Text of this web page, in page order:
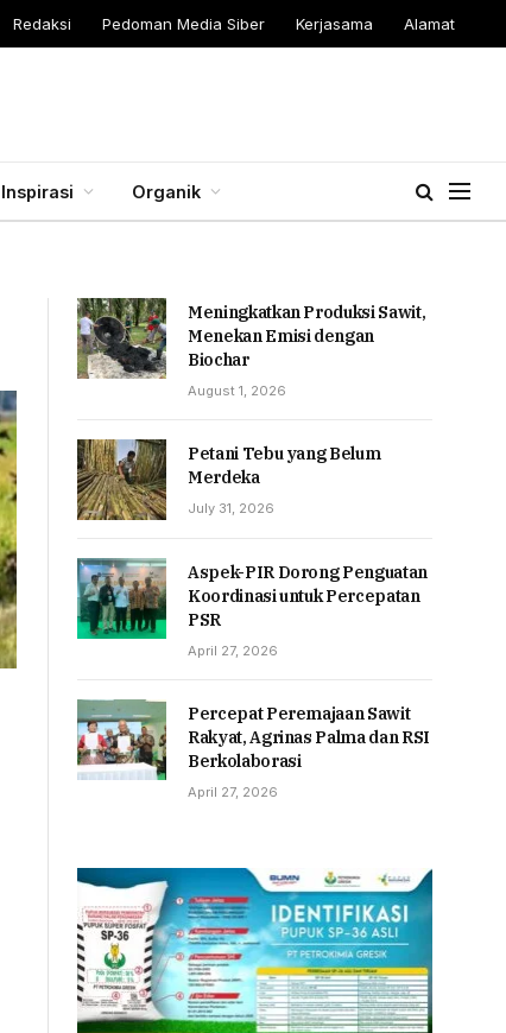
Redaksi Pedoman Media Siber Kerjasama Alamat
Inspirasi Organik
Meningkatkan Produksi Sawit,
Menekan Emisi dengan
Biochar
August 1, 2026
Petani Tebu yang Belum
Merdeka
July 31, 2026
Aspek-PIR Dorong Penguatan
Koordinasi untuk Percepatan
PSR
April 27, 2026
Percepat Peremajaan Sawit
Rakyat, Agrinas Palma dan RSI
Berkolaborasi
April 27, 2026